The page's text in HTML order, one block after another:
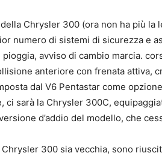
Chrysler 300 (ora non ha più la
numero di sistemi di sicurezza e
pioggia, avviso di cambio marcia.
anteriore con frenata attiva,
dal V6 Pentastar come
ci sarà la Chrysler 300C,
d’addio del modello, che
300 sia vecchia, sono